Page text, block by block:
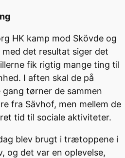
HK kamp mod Skövde og
det resultat siger det
fik rigtig mange ting til
I aften skal de på
tørner de sammen
fra Sävhof, men mellem de
tid til sociale aktiviteter.
blev brugt i trætoppene i
og det var en oplevelse,